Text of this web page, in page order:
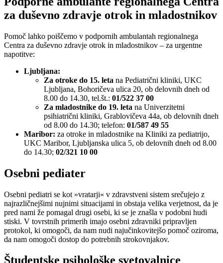
za duševno zdravje otrok in mladostnikov
Pomoč lahko poiščemo v podpornih ambulantah regionalnega
Centra za duševno zdravje otrok in mladostnikov – za urgentne
napotitve:
Ljubljana:
Za otroke do 15. leta na Pediatrični kliniki, UKC
Ljubljana, Bohoričeva ulica 20, ob delovnih dneh od
8.00 do 14.30, tel.št.: 01/522 37 00
Za mladostnike do 19. leta na Univerzitetni
psihiatrični kliniki, Grablovičeva 44a, ob delovnih dneh
od 8.00 do 14.30; telefon: 01/587 49 55
Maribor: za otroke in mladostnike na Kliniki za pediatrijo,
UKC Maribor, Ljubljanska ulica 5, ob delovnih dneh od 8.00
do 14.30; 02/321 10 00
Osebni pediater
Osebni pediatri se kot »vratarji« v zdravstveni sistem srečujejo z
najrazličnejšimi nujnimi situacijami in obstaja velika verjetnost, da je
pred nami že pomagal drugi osebi, ki se je znašla v podobni hudi
stiski. V tovrstnih primerih imajo osebni zdravniki pripravljen
protokol, ki omogoči, da nam nudi najučinkovitejšo pomoč oziroma,
da nam omogoči dostop do potrebnih strokovnjakov.
Študentske psihološke svetovalnice